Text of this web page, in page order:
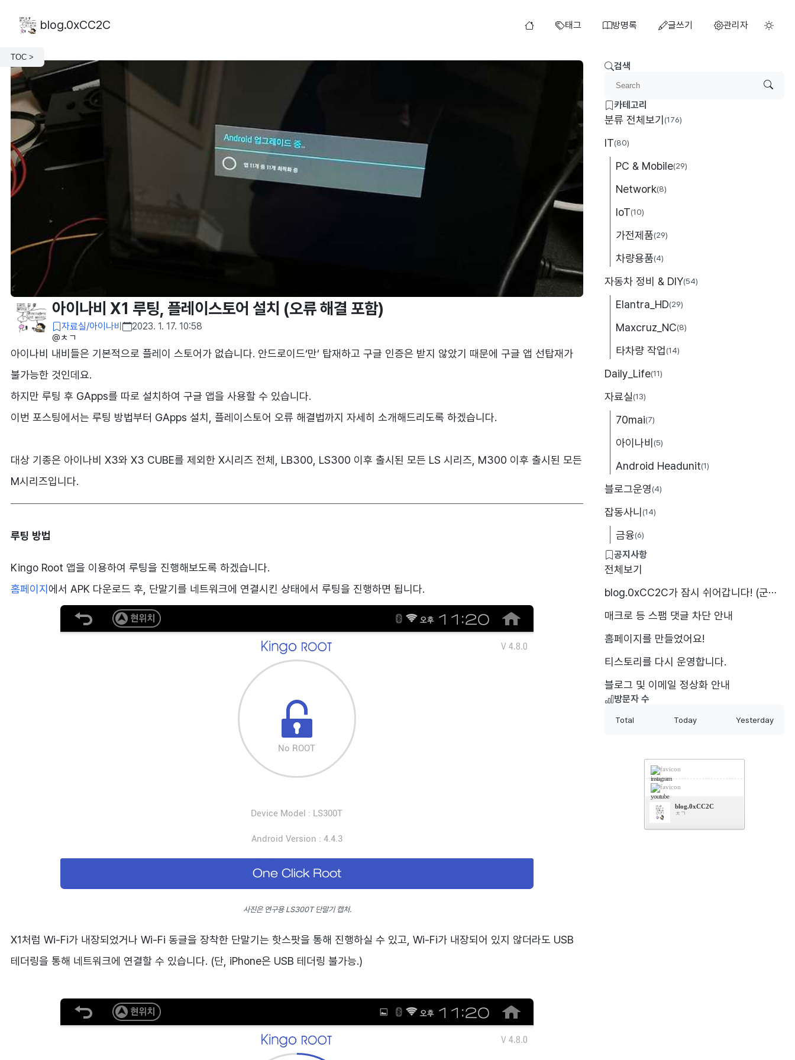
blog.0xCC2C 태그 방명록 글쓰기 관리자
아이나비 X1 루팅, 플레이스토어 설치 (오류 해결 포함)
자료실/아이나비
2023. 1. 17. 10:58
@ㅊㄱ​
TOC >
아이나비 내비들은 기본적으로 플레이 스토어가 없습니다. 안드로이드‘만’ 탑재하고 구글 인증은 받지 않았기 때문에 구글 앱 선탑재가
불가능한 것인데요.
하지만 루팅 후 GApps를 따로 설치하여 구글 앱을 사용할 수 있습니다.
이번 포스팅에서는 루팅 방법부터 GApps 설치, 플레이스토어 오류 해결법까지 자세히 소개해드리도록 하겠습니다.
대상 기종은 아이나비 X3와 X3 CUBE를 제외한 X시리즈 전체, LB300, LS300 이후 출시된 모든 LS 시리즈, M300 이후 출시된 모든
M시리즈입니다.
루팅 방법
Kingo Root 앱을 이용하여 루팅을 진행해보도록 하겠습니다.
홈페이지 에서 APK 다운로드 후, 단말기를 네트워크에 연결시킨 상태에서 루팅을 진행하면 됩니다.
사진은 연구용 LS300T 단말기 캡처.
X1처럼 Wi-Fi가 내장되었거나 Wi-Fi 동글을 장착한 단말기는 핫스팟을 통해 진행하실 수 있고, Wi-Fi가 내장되어 있지 않더라도 USB
테더링을 통해 네트워크에 연결할 수 있습니다. (단, iPhone은 USB 테더링 불가능.)
검색
카테고리
분류 전체보기(176)
IT(80)
PC & Mobile(29)
Network(8)
IoT(10)
가전제품(29)
차량용품(4)
자동차 정비 & DIY(54)
Elantra_HD(29)
Maxcruz_NC(8)
타차량 작업(14)
Daily_Life(11)
자료실(13)
70mai(7)
아이나비(5)
Android Headunit(1)
블로그운영(4)
잡동사니(14)
금융(6)
공지사항
전체보기
blog.0xCC2C가 잠시 쉬어갑니다! (군⋯
매크로 등 스팸 댓글 차단 안내
홈페이지를 만들었어요!
티스토리를 다시 운영합니다.
블로그 및 이메일 정상화 안내
방문자 수
Total Today Yesterday
instagram
youtube
blog.0xCC2C
ㅊㄱ​